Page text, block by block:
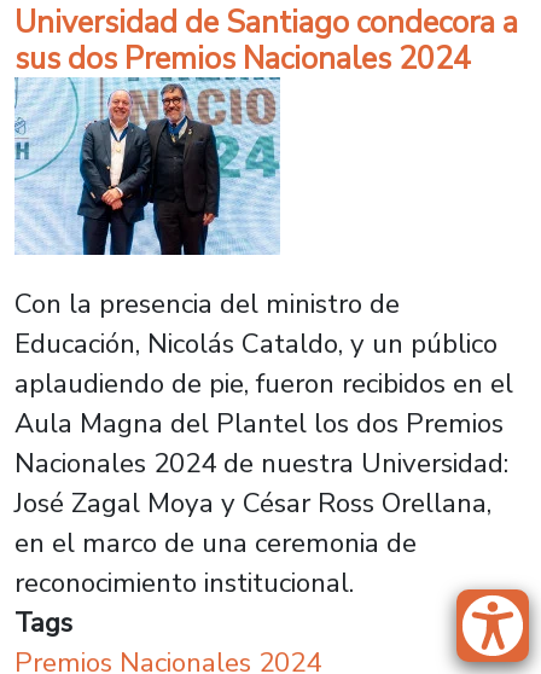
Universidad de Santiago condecora a
sus dos Premios Nacionales 2024
Con la presencia del ministro de
Educación, Nicolás Cataldo, y un público
aplaudiendo de pie, fueron recibidos en el
Aula Magna del Plantel los dos Premios
Nacionales 2024 de nuestra Universidad:
José Zagal Moya y César Ross Orellana,
en el marco de una ceremonia de
reconocimiento institucional.
Tags
Premios Nacionales 2024